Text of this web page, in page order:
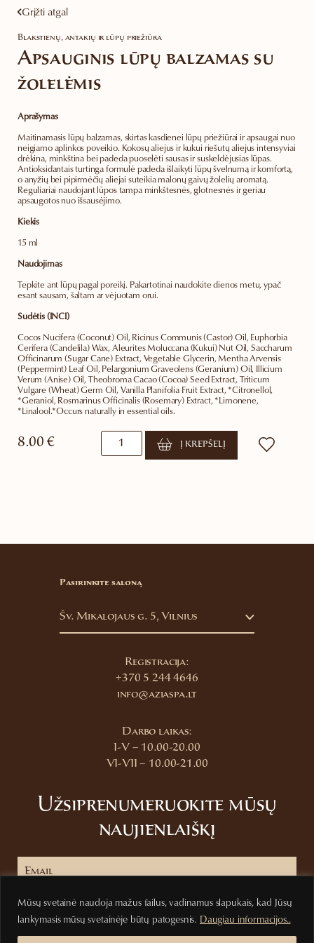
Mūsų svetainė naudoja mažus failus, vadinamus slapukais, kad Jūsų
lankymasis mūsų svetainėje būtų patogesnis. Daugiau informacijos..
Grįžti atgal
Blakstienų, antakių ir lūpų priežiūra
Apsauginis lūpų balzamas su
žolelėmis
Aprašymas
Maitinamasis lūpų balzamas, skirtas kasdienei lūpų priežiūrai ir apsaugai nuo
neigiamo aplinkos poveikio. Kokosų aliejus ir kukui riešutų aliejus intensyviai
drėkina, minkština bei padeda puoselėti sausas ir suskeldėjusias lūpas.
Antioksidantais turtinga formulė padeda išlaikyti lūpų švelnumą ir komfortą,
o anyžių bei pipirmėčių aliejai suteikia malonų gaivų žolelių aromatą.
Reguliariai naudojant lūpos tampa minkštesnės, glotnesnės ir geriau
apsaugotos nuo išsausėjimo.
Kiekis
15 ml
Naudojimas
Tepkite ant lūpų pagal poreikį. Pakartotinai naudokite dienos metu, ypač
esant sausam, šaltam ar vėjuotam orui.
Sudėtis (INCI)
Cocos Nucifera (Coconut) Oil, Ricinus Communis (Castor) Oil, Euphorbia
Cerifera (Candelila) Wax, Aleurites Moluccana (Kukui) Nut Oil, Saccharum
Officinarum (Sugar Cane) Extract, Vegetable Glycerin, Mentha Arvensis
(Peppermint) Leaf Oil, Pelargonium Graveolens (Geranium) Oil, Illicium
Verum (Anise) Oil, Theobroma Cacao (Cocoa) Seed Extract, Triticum
Vulgare (Wheat) Germ Oil, Vanilla Planifolia Fruit Extract, *Citronellol,
*Geraniol, Rosmarinus Officinalis (Rosemary) Extract, *Limonene,
*Linalool.*Occurs naturally in essential oils.
8.00€
produkto
kiekis:
žolelėmis
Į KREPŠELĮ
Pasirinkite saloną
Šv. Mikalojaus g. 5, Vilnius
Registracija:
+370 5 244 4646
info@aziaspa.lt
Darbo laikas:
I-V – 10.00-20.00
VI-VII – 10.00-21.00
Užsiprenumeruokite mūsų
naujienlaiškį
Prenumeruoti